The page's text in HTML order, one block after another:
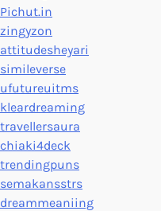
Pichut.in
zingyzon
attitudesheyari
simileverse
ufutureuitms
kleardreaming
travellersaura
chiaki4deck
trendingpuns
semakansstrs
dreammeaniing